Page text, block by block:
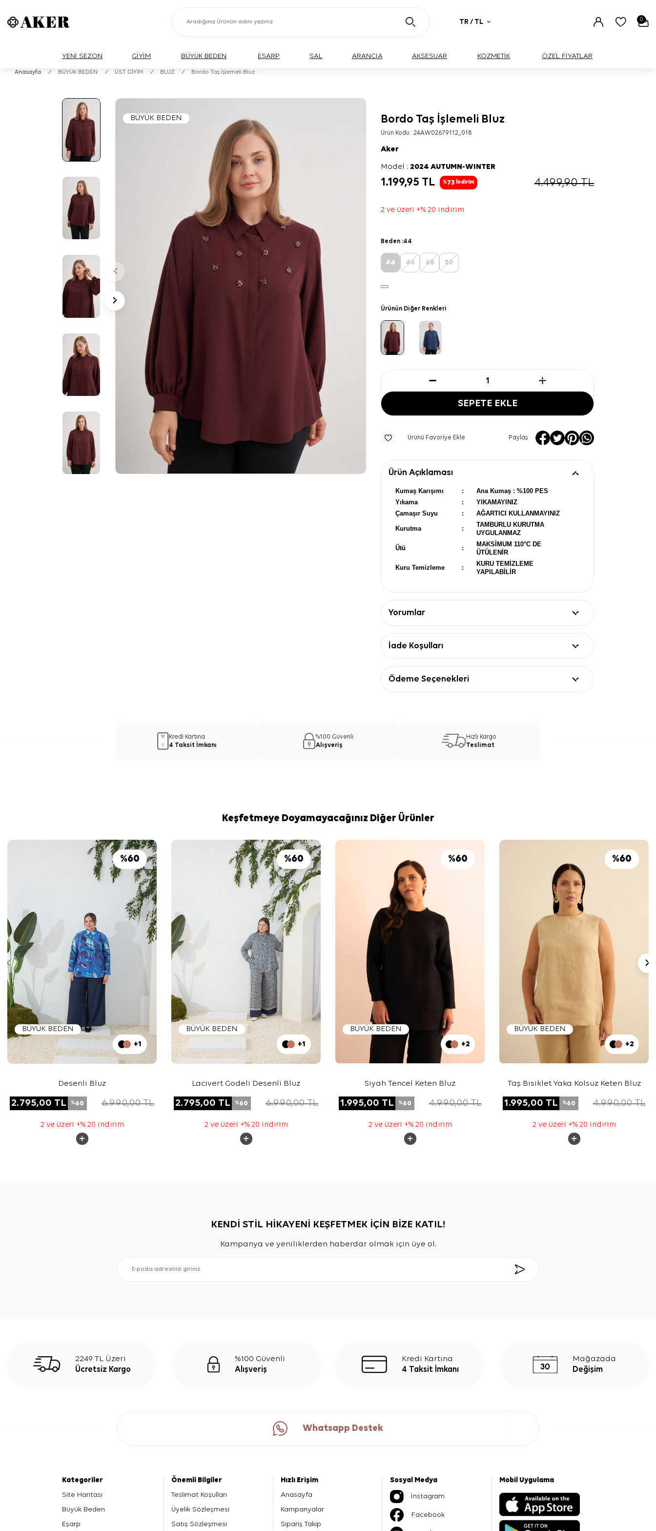
TR / TL 0
YENİ SEZON GİYİM BÜYÜK BEDEN EŞARP ŞAL ARANCIA AKSESUAR KOZMETİK ÖZEL FİYATLAR
Anasayfa / BÜYÜK BEDEN / ÜST GİYİM / BLUZ / Bordo Taş İşlemeli Bluz
BÜYÜK BEDEN BÜYÜK BEDEN
Bordo Taş İşlemeli Bluz
Ürün Kodu :24AW02679112_018
Aker
Model :2024 AUTUMN-WINTER
1.199,95 TL %73 İndirim 4.499,90TL
2 ve üzeri +% 20 indirim
Beden :44
44 46 48 50
Ürünün Diğer Renkleri
SEPETE EKLE
Ürünü Favoriye Ekle Paylaş
Ürün Açıklaması
Kumaş Karışımı :
Ana Kumaş : %100 PES
Yıkama
:
YIKAMAYINIZ
Çamaşır Suyu
: AĞARTICI KULLANMAYINIZ
Kurutma :
TAMBURLU KURUTMA
UYGULANMAZ
Ütü :
MAKSİMUM 110°C DE
ÜTÜLENİR
Kuru Temizleme :
KURU TEMİZLEME
YAPILABİLİR
Yorumlar
İade Koşulları
Ödeme Seçenekleri
Kredi Kartına
4 Taksit İmkanı
%100 Güvenli
Alışveriş
Hızlı Kargo
Teslimat
Keşfetmeye Doyamayacağınız Diğer Ürünler
BÜYÜK BEDEN
%60
+1
Desenli Bluz
2.795,00 TL %60 6.990,00TL
2 ve üzeri +% 20 indirim
BÜYÜK BEDEN
%60
+1
Lacivert Godeli Desenli Bluz
2.795,00 TL %60 6.990,00TL
2 ve üzeri +% 20 indirim
BÜYÜK BEDEN
%60
+2
Siyah Tencel Keten Bluz
1.995,00 TL %60 4.990,00TL
2 ve üzeri +% 20 indirim
BÜYÜK BEDEN
%60
+2
Taş Bisiklet Yaka Kolsuz Keten Bluz
1.995,00 TL %60 4.990,00TL
2 ve üzeri +% 20 indirim
KENDİ STİL HİKAYENİ KEŞFETMEK İÇİN BİZE KATIL!
Kampanya ve yeniliklerden haberdar olmak için üye ol.
2249 TL Üzeri
Ücretsiz Kargo
%100 Güvenli
Alışveriş
Kredi Kartına
4 Taksit İmkanı
Mağazada
Değişim
Whatsapp Destek
Kategoriler
Site Haritası
Büyük Beden
Eşarp
Önemli Bilgiler
Teslimat Koşulları
Üyelik Sözleşmesi
Satış Sözleşmesi
Hızlı Erişim
Anasayfa
Kampanyalar
Sipariş Takip
Sosyal Medya
İnstagram
Facebook
Mobil Uygulama